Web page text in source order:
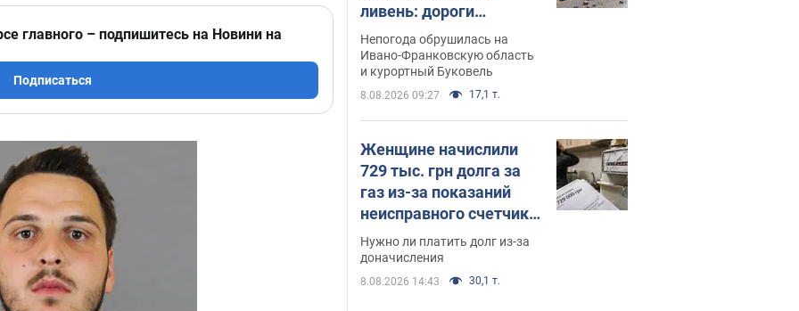
главного – подпишитесь на Новини на
Подписаться
ливень: дороги
превратились в реки.
Видео
Непогода обрушилась на
Ивано-Франковскую область
и курортный Буковель
8.08.2026 09:27 17,1 т.
Женщине начислили
729 тыс. грн долга за
газ из-за показаний
неисправного счетчика:
судья вынес
неожиданное решение
Нужно ли платить долг из-за
доначисления
8.08.2026 14:43 30,1 т.